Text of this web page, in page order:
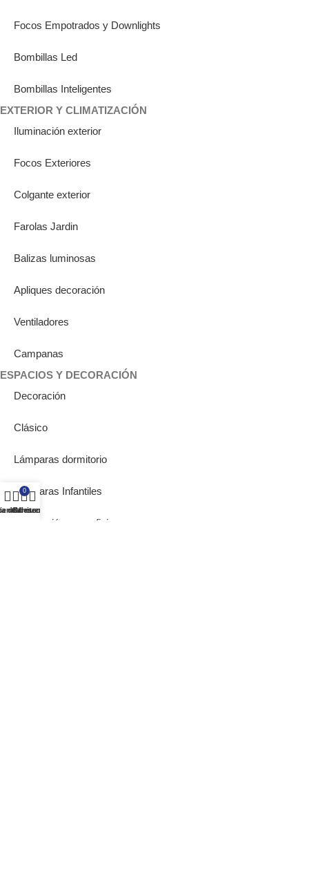
Focos Empotrados y Downlights
Bombillas Led
Bombillas Inteligentes
EXTERIOR Y CLIMATIZACIÓN
Iluminación exterior
Focos Exteriores
Colgante exterior
Farolas Jardin
Balizas luminosas
Apliques decoración
Ventiladores
Campanas
ESPACIOS Y DECORACIÓN
Decoración
Clásico
Lámparas dormitorio
Lámparas Infantiles
Iluminación para oficina
de deseos
0
Carrito
Mi cuenta